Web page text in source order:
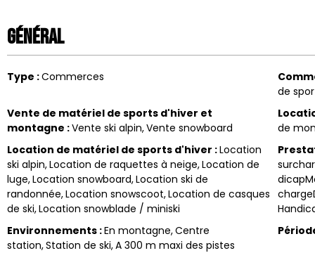
Général
Type :Commerces
de
Vente de matériel de sports d'hiver et
montagne :Vente ski alpin Vente snowboard
de
Location de matériel de sports d'hiver :Location
ski alpin Location de raquettes à neige Location de
luge Location snowboard Location ski de
randonnée Location snowscoot Location de casques
de ski Location snowblade / miniski
Environnements :En montagne Centre
station Station de ski A 300 m maxi des pistes